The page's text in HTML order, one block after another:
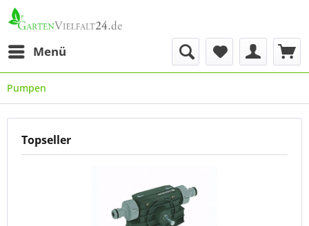
Menü
Pumpen
Topseller